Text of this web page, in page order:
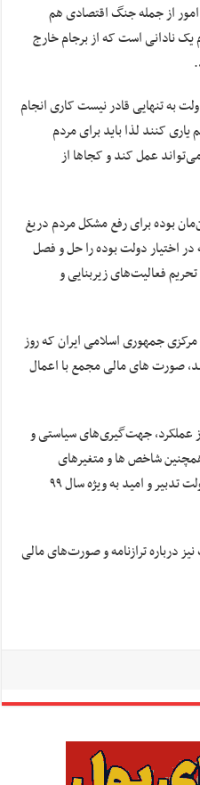
از جمله جنگ اقتصادی هم
نادانی است که از برجام خارج
به تنهایی قادر نیست کاری انجام
یاری کنند لذا باید برای مردم
عمل کند و کجاها از
بوده برای رفع مشکل مردم دریغ
اختیار دولت بوده را حل و فصل
تحریم فعالیت‌های زیربنایی و
جمهوری اسلامی ایران که روز
صورت‌ های مالی مجمع با اعمال
عملکرد، جهت‌گیری‌های سیاستی و
شاخص ها و متغیرهای
اقتصادی کشور در طول هشت سال دولت تدبیر و امید به ویژه سال ۹۹
درباره ترازنامه و صورت‌های مالی